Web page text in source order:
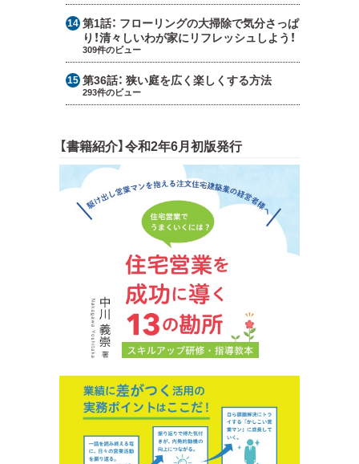
第1話： フローリングの大掃除で気分さっぱ
り！清々しいわが家にリフレッシュしよう！
309件のビュー
第36話：狭い庭を広く楽しくする方法
293件のビュー
【書籍紹介】令和2年6月初版発行